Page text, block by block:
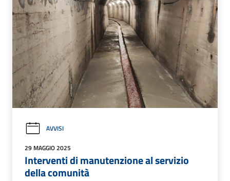
AVVISI
29 MAGGIO 2025
Interventi di manutenzione al servizio
della comunità